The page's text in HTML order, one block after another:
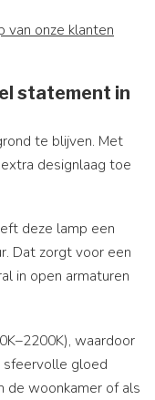
van onze klanten
statement in
te blijven. Met
designlaag toe
deze lamp een
Dat zorgt voor een
in open armaturen
waardoor
sfeervolle gloed
de woonkamer of als